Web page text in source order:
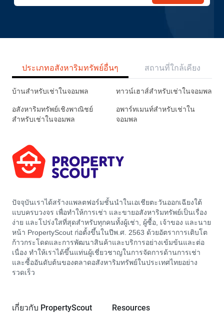
ประเภทอสังหาริมทรัพย์อื่นๆ สถานที่ใกล้เคียง
บ้านสำหรับเช่าในจอมพล ทาวน์เฮาส์สำหรับเช่าในจอมพล
อสังหาริมทรัพย์เชิงพาณิชย์
สำหรับเช่าในจอมพล
อพาร์ทเมนท์สำหรับเช่าใน
จอมพล
ปัจจุบันเราได้สร้างแพลตฟอร์มชั้นนำในเอเชียตะวันออกเฉียงใต้
แบบครบวงจร เพื่อทำให้การเช่า และขายอสังหาริมทรัพย์เป็นเรื่อง
ง่าย และโปร่งใสที่สุดสำหรับทุกคนทั้งผู้เช่า, ผู้ซื้อ, เจ้าของ และนาย
หน้า PropertyScout ก่อตั้งขึ้นในปีพ.ศ. 2563 ด้วยอัตราการเติบโต
ก้าวกระโดดและการพัฒนาสินค้าและบริการอย่างเข้มข้นและต่อ
เนื่อง ทำให้เราได้ขึ้นแท่นผู้เชี่ยวชาญในการจัดการด้านการเช่า
และซื้ออันดับต้นของตลาดอสังหาริมทรัพย์ในประเทศไทยอย่าง
รวดเร็ว
เกี่ยวกับ PropertyScout Resources